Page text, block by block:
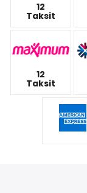
12
Taksit
12
Taksit